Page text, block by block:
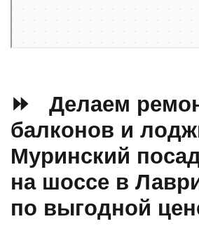
⏩ Делаем
балконов и
Муринский
на шоссе в
по выгодной